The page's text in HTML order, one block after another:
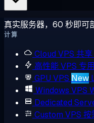
真实服务器，60 秒即可
计算
Cloud VPS 共
高性能 VPS 专
GPU VPS New
Windows VPS
Dedicated
Custom VPS 按